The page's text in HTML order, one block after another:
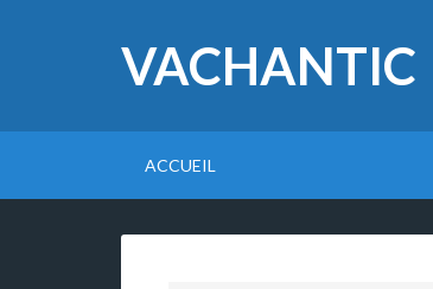
VACHANTIC
ACCUEIL